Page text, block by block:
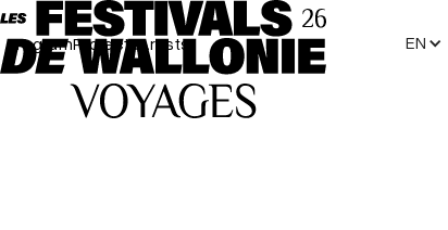
ProgramProjectsArtists EN